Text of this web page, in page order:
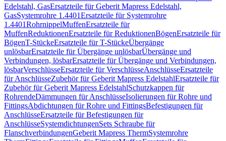
Edelstahl, GasErsatzteile für Geberit Mapress Edelstahl,
GasSystemrohre 1.4401Ersatzteile für Systemrohre
1.4401RohrnippelMuffenErsatzteile für
MuffenReduktionenErsatzteile für ReduktionenBögenErsatzteile für
BögenT-StückeErsatzteile für T-StückeÜbergänge
unlösbarErsatzteile für Übergänge unlösbarÜbergänge und
Verbindungen, lösbarErsatzteile für Übergänge und Verbindungen,
lösbarVerschlüsseErsatzteile für VerschlüsseAnschlüsseErsatzteile
für AnschlüsseZubehör für Geberit Mapress EdelstahlErsatzteile für
Zubehör für Geberit Mapress EdelstahlSchutzkappen für
RohrendeDämmungen für AnschlüsseIsolierungen für Rohre und
FittingsAbdichtungen für Rohre und FittingsBefestigungen für
AnschlüsseErsatzteile für Befestigungen für
AnschlüsseSystemdichtungenSets Schraube für
FlanschverbindungenGeberit Mapress ThermSystemrohre